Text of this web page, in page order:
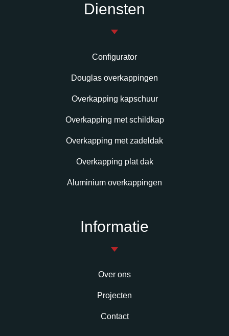
Diensten
Configurator
Douglas overkappingen
Overkapping kapschuur
Overkapping met schildkap
Overkapping met zadeldak
Overkapping plat dak
Aluminium overkappingen
Informatie
Over ons
Projecten
Contact